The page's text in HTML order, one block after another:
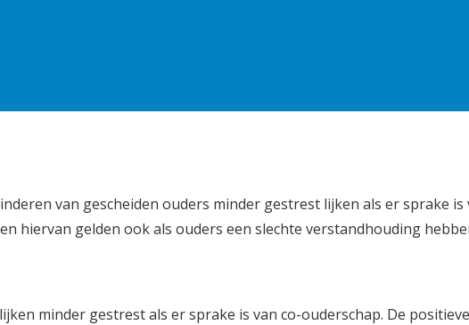
van gescheiden ouders minder gestrest lijken als er sprake is
hiervan gelden ook als ouders een slechte verstandhouding
minder gestrest als er sprake is van co-ouderschap. De positieve